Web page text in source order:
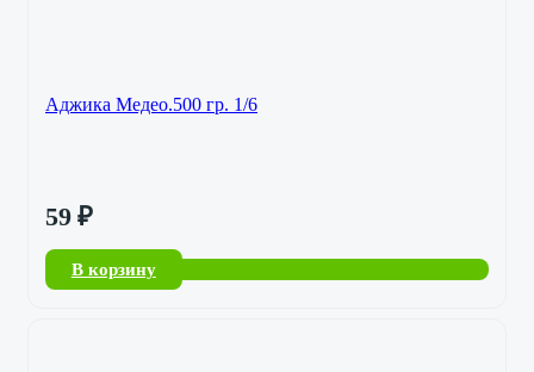
Аджика Медео.500 гр. 1/6
59 ₽
В корзину